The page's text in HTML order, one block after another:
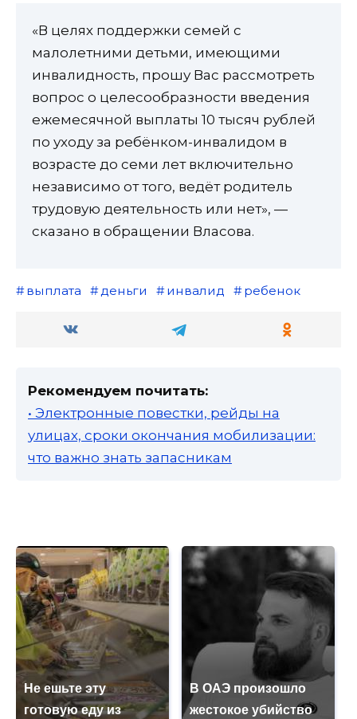
«В целях поддержки семей с
малолетними детьми, имеющими
инвалидность, прошу Вас рассмотреть
вопрос о целесообразности введения
ежемесячной выплаты 10 тысяч рублей
по уходу за ребёнком-инвалидом в
возрасте до семи лет включительно
независимо от того, ведёт родитель
трудовую деятельность или нет», —
сказано в обращении Власова.
выплата деньги инвалид ребенок
Рекомендуем почитать:
• Электронные повестки, рейды на
улицах, сроки окончания мобилизации:
что важно знать запасникам
Не ешьте эту
готовую еду из
В ОАЭ произошло
жестокое убийство